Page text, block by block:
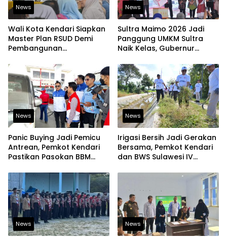
News
Wali Kota Kendari Siapkan
Master Plan RSUD Demi
Pembangunan
News
Sultra Maimo 2026 Jadi
Panggung UMKM Sultra
Naik Kelas, Gubernur
Tembus Pasar Ekspor
News
Panic Buying Jadi Pemicu
Antrean, Pemkot Kendari
Pastikan Pasokan BBM
News
Irigasi Bersih Jadi Gerakan
Bersama, Pemkot Kendari
dan BWS Sulawesi IV
Pangan
News News